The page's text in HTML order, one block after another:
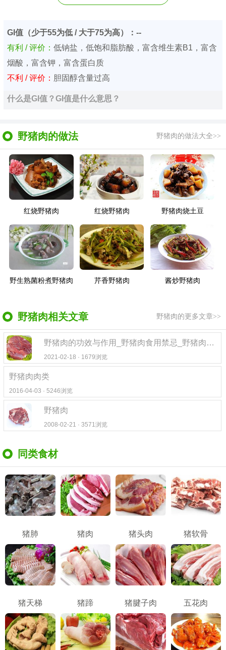
GI值（少于55为低 / 大于75为高）：--
有利 / 评价： 低钠盐，低饱和脂肪酸，富含维生素B1，富含
烟酸，富含钾，富含蛋白质
不利 / 评价： 胆固醇含量过高
什么是GI值？GI值是什么意思？
野猪肉的做法 野猪肉的做法大全>>
红烧野猪肉 红烧野猪肉 野猪肉烧土豆
野生熟菌粉煮野猪肉 芹香野猪肉 酱炒野猪肉
野猪肉相关文章 野猪肉的更多文章>>
野猪肉的功效与作用_野猪肉食用禁忌_野猪肉的选购技巧
2021-02-18 · 1679浏览
野猪肉肉类
2016-04-03 · 5246浏览
野猪肉
2008-02-21 · 3571浏览
同类食材
猪肺 猪肉 猪头肉 猪软骨
猪天梯 猪蹄 猪腱子肉 五花肉